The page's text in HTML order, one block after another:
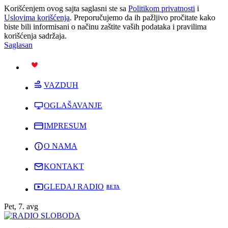
Korišćenjem ovog sajta saglasni ste sa Politikom privatnosti i
Uslovima korišćenja. Preporučujemo da ih pažljivo pročitate kako
biste bili informisani o načinu zaštite vaših podataka i pravilima
korišćenja sadržaja.
Saglasan
VAZDUH
OGLAŠAVANJE
IMPRESUM
O NAMA
KONTAKT
GLEDAJ RADIO
Pet, 7. avg